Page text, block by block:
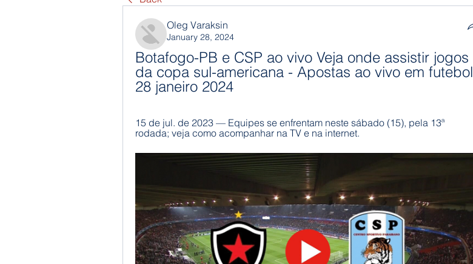
Oleg Varaksin
January 28, 2024
Botafogo-PB e CSP ao vivo Veja onde assistir jogos
da copa sul-americana - Apostas ao vivo em futebol
28 janeiro 2024
15 de jul. de 2023 — Equipes se enfrentam neste sábado (15), pela 13ª
rodada; veja como acompanhar na TV e na internet.